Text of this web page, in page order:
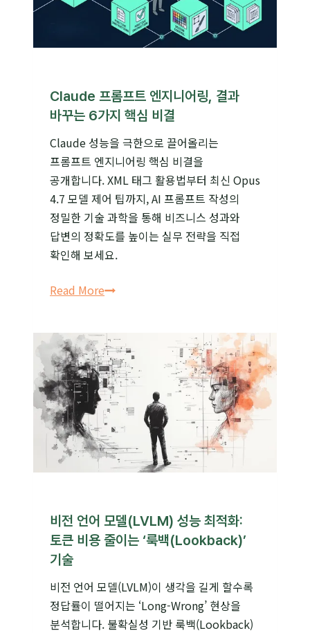
Claude 프롬프트 엔지니어링, 결과
바꾸는 6가지 핵심 비결
Claude 성능을 극한으로 끌어올리는
프롬프트 엔지니어링 핵심 비결을
공개합니다. XML 태그 활용법부터 최신 Opus
4.7 모델 제어 팁까지, AI 프롬프트 작성의
정밀한 기술 과학을 통해 비즈니스 성과와
답변의 정확도를 높이는 실무 전략을 직접
확인해 보세요.
Read MoreClaude
결과
바꾸는
6가지
핵심
비결
비전 언어 모델(LVLM) 성능 최적화:
토큰 비용 줄이는 ‘룩백(Lookback)’
기술
비전 언어 모델(LVLM)이 생각을 길게 할수록
정답률이 떨어지는 ‘Long-Wrong’ 현상을
분석합니다. 불확실성 기반 룩백(Lookback)